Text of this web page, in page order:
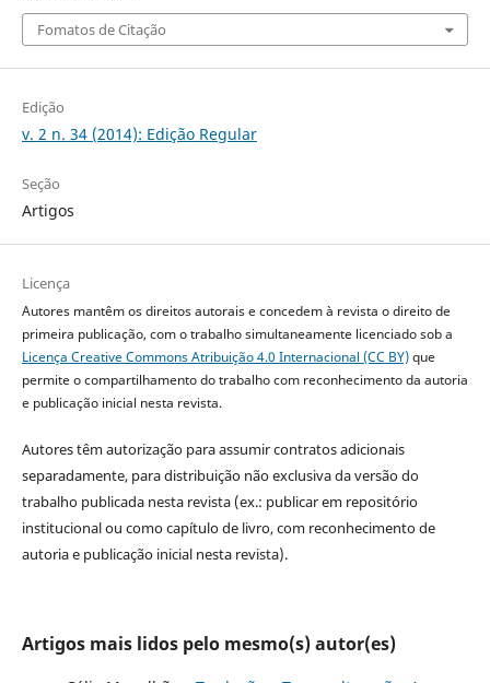
Fomatos de Citação
Edição
v. 2 n. 34 (2014): Edição Regular
Seção
Artigos
Licença
Autores mantêm os direitos autorais e concedem à revista o direito de
primeira publicação, com o trabalho simultaneamente licenciado sob a
Licença Creative Commons Atribuição 4.0 Internacional (CC BY)que
permite o compartilhamento do trabalho com reconhecimento da autoria
e publicação inicial nesta revista.
Autores têm autorização para assumir contratos adicionais
separadamente, para distribuição não exclusiva da versão do
trabalho publicada nesta revista (ex.: publicar em repositório
institucional ou como capítulo de livro, com reconhecimento de
autoria e publicação inicial nesta revista).
Artigos mais lidos pelo mesmo(s) autor(es)